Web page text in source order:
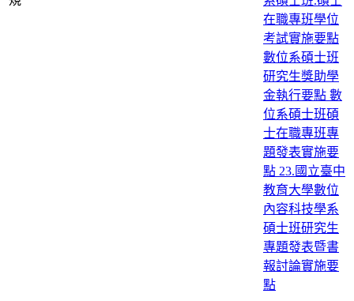
在職專班學位
考試實施要點
數位系碩士班
研究生獎助學
金執行要點 數
位系碩士班碩
士在職專班專
題發表實施要
點 23.國立臺中
教育大學數位
內容科技學系
碩士班研究生
專題發表暨書
報討論實施要
點